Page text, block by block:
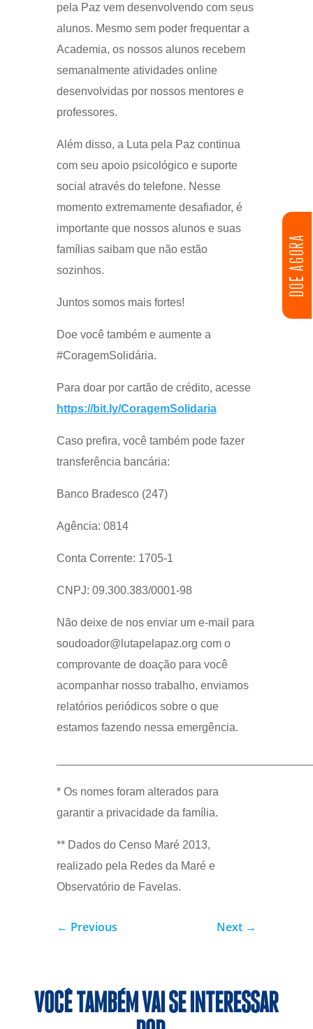
DOE AGORA
pela Paz vem desenvolvendo com seus
alunos. Mesmo sem poder frequentar a
Academia, os nossos alunos recebem
semanalmente atividades online
desenvolvidas por nossos mentores e
professores.
Além disso, a Luta pela Paz continua
com seu apoio psicológico e suporte
social através do telefone. Nesse
momento extremamente desafiador, é
importante que nossos alunos e suas
famílias saibam que não estão
sozinhos.
Juntos somos mais fortes!
Doe você também e aumente a
#CoragemSolidária.
Para doar por cartão de crédito, acesse
https://bit.ly/CoragemSolidaria
Caso prefira, você também pode fazer
transferência bancária:
Banco Bradesco (247)
Agência: 0814
Conta Corrente: 1705-1
CNPJ: 09.300.383/0001-98
Não deixe de nos enviar um e-mail para
soudoador@lutapelapaz.org com o
comprovante de doação para você
acompanhar nosso trabalho, enviamos
relatórios periódicos sobre o que
estamos fazendo nessa emergência.
* Os nomes foram alterados para
garantir a privacidade da família.
** Dados do Censo Maré 2013,
realizado pela Redes da Maré e
Observatório de Favelas.
← Previous Next →
VOCÊ TAMBÉM VAI SE INTERESSAR